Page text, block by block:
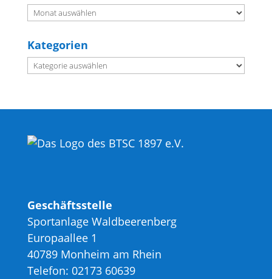
Archiv
Kategorien
Kategorien
Geschäftsstelle
Sportanlage Waldbeerenberg
Europaallee 1
40789 Monheim am Rhein
Telefon: 02173 60639